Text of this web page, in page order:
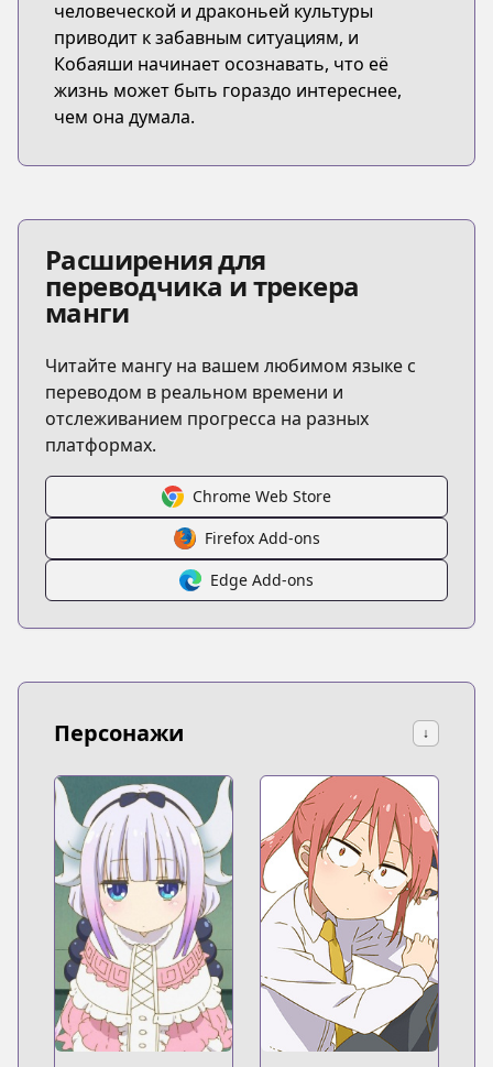
человеческой и драконьей культуры
приводит к забавным ситуациям, и
Кобаяши начинает осознавать, что её
жизнь может быть гораздо интереснее,
чем она думала.
Расширения для
переводчика и трекера
манги
Читайте мангу на вашем любимом языке с
переводом в реальном времени и
отслеживанием прогресса на разных
платформах.
Chrome Web Store
Firefox Add-ons
Edge Add-ons
Персонажи ↓